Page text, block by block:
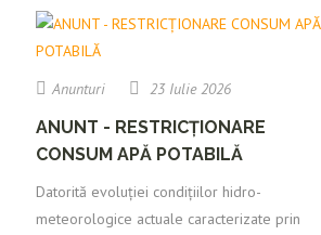
Anunturi 23 Iulie 2026
ANUNT - RESTRICȚIONARE
CONSUM APĂ POTABILĂ
Datorită evoluției condițiilor hidro-
meteorologice actuale caracterizate prin